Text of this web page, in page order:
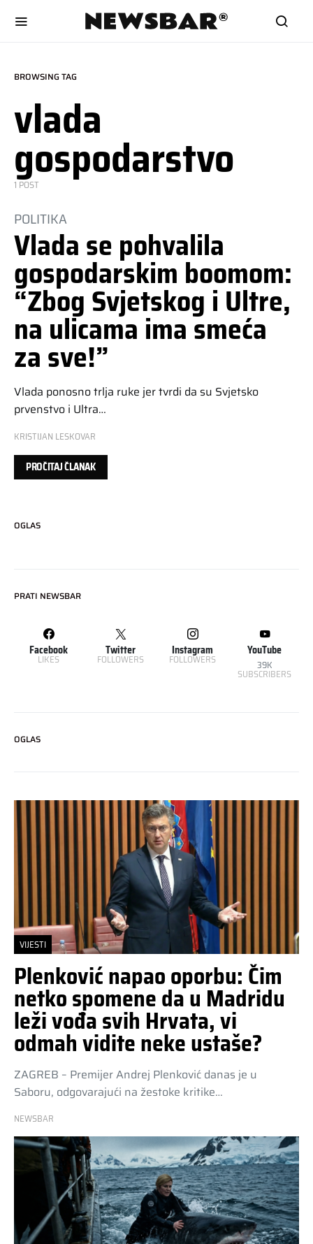
BROWSING TAG
vlada
gospodarstvo
1 POST
POLITIKA
Vlada se pohvalila
gospodarskim boomom:
“Zbog Svjetskog i Ultre,
na ulicama ima smeća
za sve!”
Vlada ponosno trlja ruke jer tvrdi da su Svjetsko
prvenstvo i Ultra…
KRISTIJAN LESKOVAR
PROČITAJ ČLANAK
OGLAS
PRATI NEWSBAR
Facebook
LIKES
Twitter
FOLLOWERS
Instagram
FOLLOWERS
YouTube
39K
SUBSCRIBERS
OGLAS
VIJESTI
Plenković napao oporbu: Čim
netko spomene da u Madridu
leži vođa svih Hrvata, vi
odmah vidite neke ustaše?
ZAGREB – Premijer Andrej Plenković danas je u
Saboru, odgovarajući na žestoke kritike…
NEWSBAR